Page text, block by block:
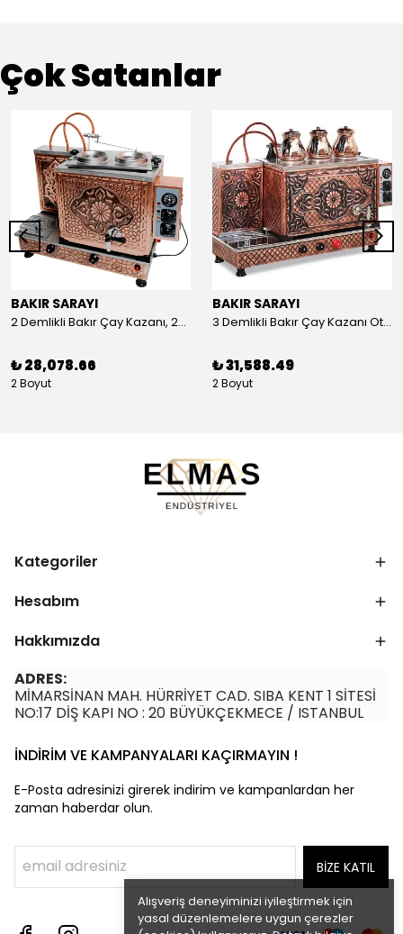
Alışveriş deneyiminizi iyileştirmek için
yasal düzenlemelere uygun çerezler
Çok Satanlar
BAKIR SARAYI
2 Demlikli Bakır Çay Kazanı, 25 Litre
₺ 28,078.66
2 Boyut
BAKIR SARAYI
3 Demlikli Bakır Çay Kazanı Otomatik, 30 Litre
₺ 31,588.49
2 Boyut
Kategoriler
Hesabım
Hakkımızda
ADRES:
MİMARSİNAN MAH. HÜRRİYET CAD. SIBA KENT 1 SİTESİ
NO:17 DİŞ KAPI NO : 20 BÜYÜKÇEKMECE / ISTANBUL
İNDİRİM VE KAMPANYALARI KAÇIRMAYIN !
E-Posta adresinizi girerek indirim ve kampanlardan her
zaman haberdar olun.
BİZE KATIL